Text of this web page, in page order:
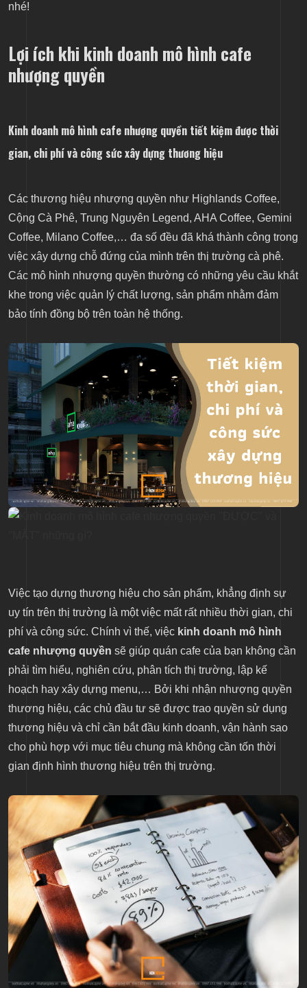
Kinh doanh mô hình cafe nhượng quyền giúp đơn
giản hóa trong việc thiết kế cửa hàng
vận hành cửa hàng được nhanh chóng và hiệu quả
trợ hoạt động quảng cáo, marketing
Rủi ro khi kinh doanh mô hình cafe nhượng quyền
Kinh doanh mô hình cafe nhượng quyền phải chịu
rủi ro chung của thương hiệu
Kinh doanh mô hình cafe nhượng quyền làm mất đi
Kinh doanh mô hình cafe nhượng quyền phải chịu
sự cạnh tranh trong nội bộ
nhé!
Lợi ích khi kinh doanh mô hình cafe
nhượng quyền
Kinh doanh mô hình cafe nhượng quyền tiết kiệm được thời
gian, chi phí và công sức xây dựng thương hiệu
Các thương hiệu nhượng quyền như Highlands Coffee,
Cộng Cà Phê, Trung Nguyên Legend, AHA Coffee, Gemini
Coffee, Milano Coffee,… đa số đều đã khá thành công trong
việc xây dựng chỗ đứng của mình trên thị trường cà phê.
Các mô hình nhượng quyền thường có những yêu cầu khắt
khe trong việc quản lý chất lượng, sản phẩm nhằm đảm
bảo tính đồng bộ trên toàn hệ thống.
Việc tạo dựng thương hiệu cho sản phẩm, khẳng định sự
uy tín trên thị trường là một việc mất rất nhiều thời gian, chi
phí và công sức. Chính vì thế, việc kinh doanh mô hình
cafe nhượng quyền sẽ giúp quán cafe của bạn không cần
phải tìm hiểu, nghiên cứu, phân tích thị trường, lập kế
hoạch hay xây dựng menu,… Bởi khi nhận nhượng quyền
thương hiệu, các chủ đầu tư sẽ được trao quyền sử dụng
thương hiệu và chỉ cần bắt đầu kinh doanh, vận hành sao
cho phù hợp với mục tiêu chung mà không cần tốn thời
gian định hình thương hiệu trên thị trường.